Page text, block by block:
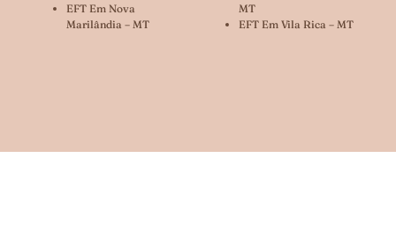
EFT Em Nova
Marilândia – MT
MT
EFT Em Vila Rica – MT